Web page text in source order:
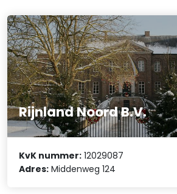
Rijnland Noord B.V.
KvK nummer: 12029087
Adres: Middenweg 124